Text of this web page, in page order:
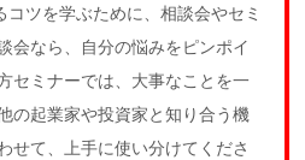
ツを学ぶために、相談会やセミ
会なら、自分の悩みをピンポイ
セミナーでは、大事なことを一
の起業家や投資家と知り合う機
せて、上手に使い分けてくださ